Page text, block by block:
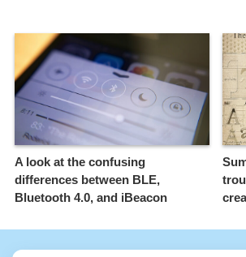
A look at the confusing
differences between BLE,
Bluetooth 4.0, and iBeacon